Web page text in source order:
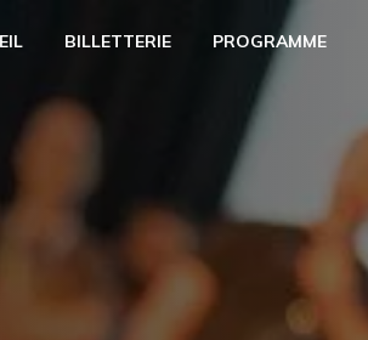
BILLETTERIE PROGRAMME